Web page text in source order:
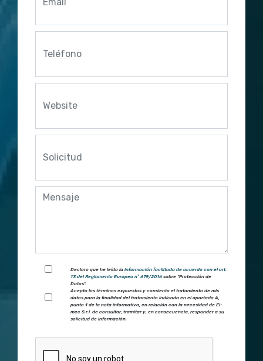
Declaro que he leído la información facilitada de acuerdo con el art.
13 del Reglamento Europeo nº 679/2016sobre "Protección de
Datos".
Acepto los términos expuestos y consiento el tratamiento de mis
datos para la finalidad del tratamiento indicada en el apartado A,
punto 1 de la nota informativa, en relación con la necesidad de El-
mec S.r.l. de consultar, tramitar y, en consecuencia, responder a su
solicitud de información.